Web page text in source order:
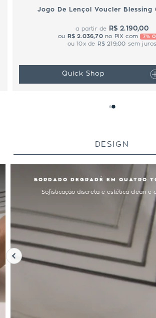
Jogo De Lençol Voucler Blessing
a partir de R$ 2.190,00
ou R$ 2.036,70 no PIX com 7%
ou10x de R$ 219,00 sem juros
Quick Shop
BORDADO DEGRADÊ EM QUATRO
Sofisticação discreta e estética clean e
DESIGN